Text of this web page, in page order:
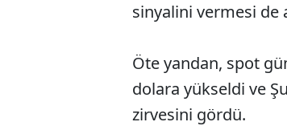
sinyalini vermesi de
Öte yandan, spot
dolara yükseldi ve
zirvesini gördü.